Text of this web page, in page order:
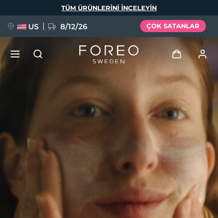
TÜM ÜRÜNLERINI INCELEYIN
US 8/12/26 ÇOK SATANLAR
Giriş
Kullanici profi̇li̇
Cihazlarım
Siparişlerim
Adresim
Aboneliklerim
FAQ™ Pure Beauty-Tech Elixir
BREAKING NEWS
issa™ Teeth Whitening Set
Dil Seçimi
Español
Français
Português
Русский
繁體中文